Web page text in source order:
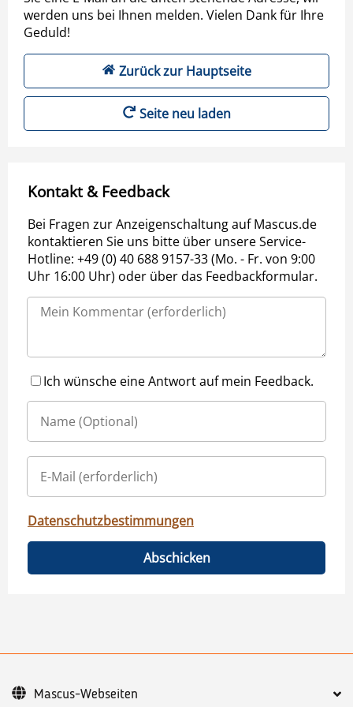
werden uns bei Ihnen melden. Vielen Dank für Ihre
Geduld!
Zurück zur Hauptseite
Seite neu laden
Kontakt & Feedback
Bei Fragen zur Anzeigenschaltung auf Mascus.de
kontaktieren Sie uns bitte über unsere Service-
Hotline: +49 (0) 40 688 9157-33 (Mo. - Fr. von 9:00
Uhr 16:00 Uhr) oder über das Feedbackformular.
Ich wünsche eine Antwort auf mein Feedback.
Datenschutzbestimmungen
Abschicken
Mascus-Webseiten